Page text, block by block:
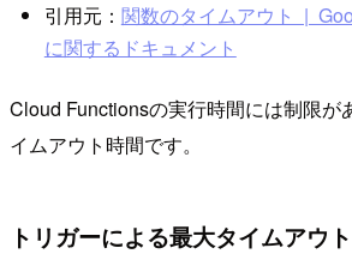
引用元： 関数のタイムアウト |
に関するドキュメント
Cloud Functionsの実行時間には制限が
イムアウト時間です。
トリガーによる最大タイムアウ